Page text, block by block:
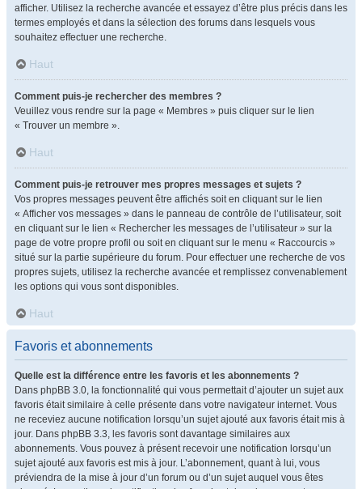
afficher. Utilisez la recherche avancée et essayez d’être plus précis dans les
termes employés et dans la sélection des forums dans lesquels vous
souhaitez effectuer une recherche.
Haut
Comment puis-je rechercher des membres ?
Veuillez vous rendre sur la page « Membres » puis cliquer sur le lien
« Trouver un membre ».
Haut
Comment puis-je retrouver mes propres messages et sujets ?
Vos propres messages peuvent être affichés soit en cliquant sur le lien
« Afficher vos messages » dans le panneau de contrôle de l’utilisateur, soit
en cliquant sur le lien « Rechercher les messages de l’utilisateur » sur la
page de votre propre profil ou soit en cliquant sur le menu « Raccourcis »
situé sur la partie supérieure du forum. Pour effectuer une recherche de vos
propres sujets, utilisez la recherche avancée et remplissez convenablement
les options qui vous sont disponibles.
Haut
Favoris et abonnements
Quelle est la différence entre les favoris et les abonnements ?
Dans phpBB 3.0, la fonctionnalité qui vous permettait d’ajouter un sujet aux
favoris était similaire à celle présente dans votre navigateur internet. Vous
ne receviez aucune notification lorsqu’un sujet ajouté aux favoris était mis à
jour. Dans phpBB 3.3, les favoris sont davantage similaires aux
abonnements. Vous pouvez à présent recevoir une notification lorsqu’un
sujet ajouté aux favoris est mis à jour. L’abonnement, quant à lui, vous
préviendra de la mise à jour d’un forum ou d’un sujet auquel vous êtes